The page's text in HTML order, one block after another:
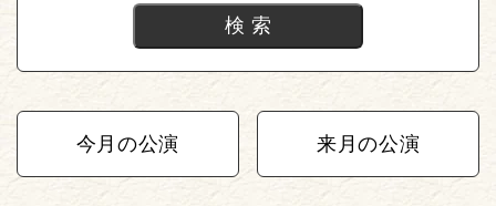
今月の公演 来月の公演